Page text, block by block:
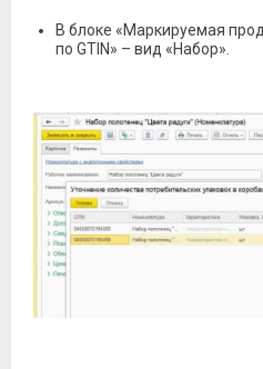
В блоке «Маркируемая
по GTIN» – вид «Набор».